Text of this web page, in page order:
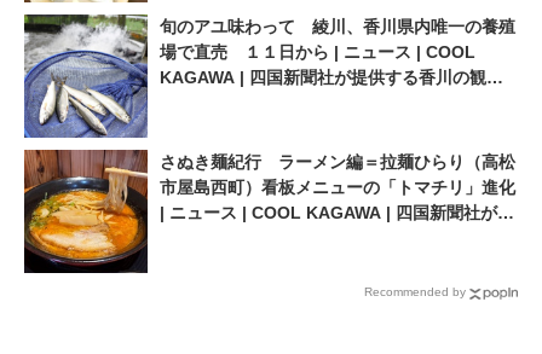
旬のアユ味わって 綾川、香川県内唯一の養殖
場で直売 １１日から | ニュース | COOL
KAGAWA | 四国新聞社が提供する香川の観光
さぬき麺紀行 ラーメン編＝拉麺ひらり（高松
市屋島西町）看板メニューの「トマチリ」進化
| ニュース | COOL KAGAWA | 四国新聞社が提
Recommended by